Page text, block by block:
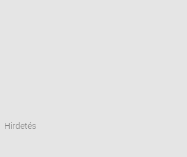
Hirdetés